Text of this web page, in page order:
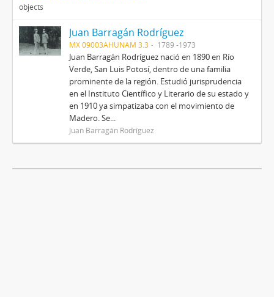
objects
Juan Barragán Rodríguez
MX 09003AHUNAM 3.3 1789 -1973
Juan Barragán Rodríguez nació en 1890 en Río
Verde, San Luis Potosí, dentro de una familia
prominente de la región. Estudió jurisprudencia
en el Instituto Científico y Literario de su estado y
en 1910 ya simpatizaba con el movimiento de
Madero. Se...
Juan Barragán Rodríguez